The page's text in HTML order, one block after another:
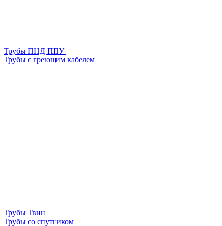
Трубы ПНД ППУ
Трубы с греющим кабелем
Трубы Твин
Трубы со спутником